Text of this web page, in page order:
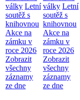
války Letní
soutěž s
knihovnou
Akce na
zámku v
roce 2026
Zobrazit
všechny
záznamy
ze dne
války Letní
soutěž s
knihovnou
Akce na
zámku v
roce 2026
Zobrazit
všechny
záznamy
ze dne